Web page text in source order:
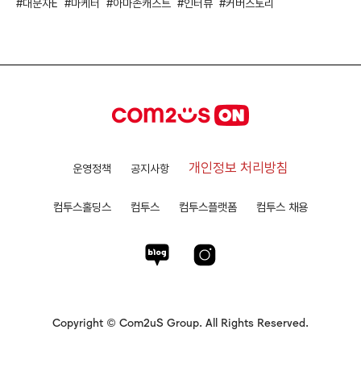
대문자E 마케터 아마존캐스트 인터뷰 커버스토리
운영정책 공지사항 개인정보 처리방침
컴투스홀딩스 컴투스 컴투스플랫폼 컴투스 채용
Copyright © Com2uS Group. All Rights Reserved.